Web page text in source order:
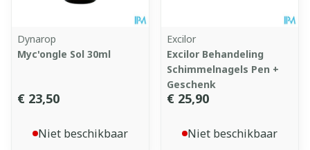
Dynarop
Myc'ongle Sol 30ml
€ 23,50
Niet beschikbaar
Excilor
Excilor Behandeling
Schimmelnagels Pen +
Geschenk
€ 25,90
Niet beschikbaar